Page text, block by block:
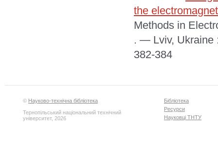
the
Methods in
. — Lviv, Ukraine
382-384
© Науково-технічна бібліотека
Тернопільський національний технічний
університет, 2026
Бібліотека
Ресурси
Науковці ТНТУ